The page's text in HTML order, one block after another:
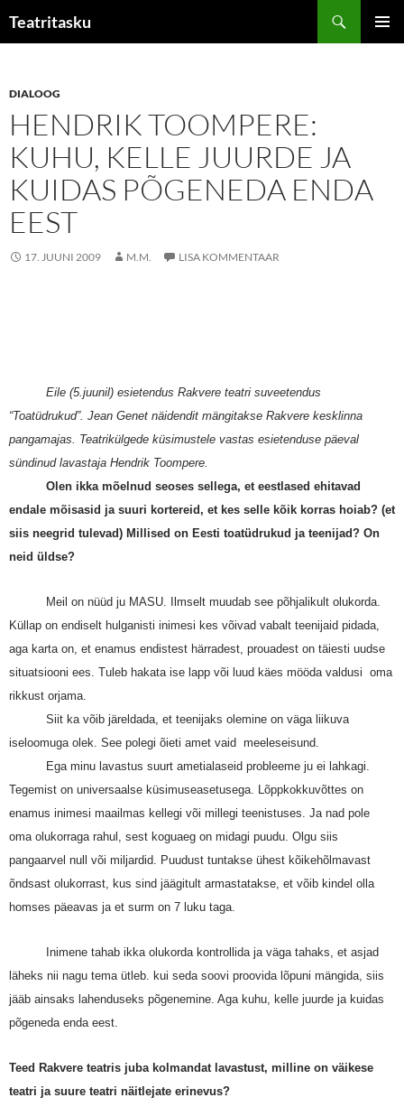
sisu
Teatritasku
DIALOOG
HENDRIK TOOMPERE:
KUHU, KELLE JUURDE JA
KUIDAS PÕGENEDA ENDA
EEST
17. JUUNI 2009 M.M. LISA KOMMENTAAR
Eile (5.juunil) esietendus Rakvere teatri suveetendus
“Toatüdrukud”. Jean Genet näidendit mängitakse Rakvere kesklinna
pangamajas. Teatrikülgede küsimustele vastas esietenduse päeval
sündinud lavastaja Hendrik Toompere.
Olen ikka mõelnud seoses sellega, et eestlased ehitavad
endale mõisasid ja suuri kortereid, et kes selle kõik korras hoiab? (et
siis neegrid tulevad) Millised on Eesti toatüdrukud ja teenijad? On
neid üldse?
Meil on nüüd ju MASU. Ilmselt muudab see põhjalikult olukorda.
Küllap on endiselt hulganisti inimesi kes võivad vabalt teenijaid pidada,
aga karta on, et enamus endistest härradest, prouadest on täiesti uudse
situatsiooni ees. Tuleb hakata ise lapp või luud käes mööda valdusi oma
rikkust orjama.
Siit ka võib järeldada, et teenijaks olemine on väga liikuva
iseloomuga olek. See polegi õieti amet vaid meeleseisund.
Ega minu lavastus suurt ametialaseid probleeme ju ei lahkagi.
Tegemist on universaalse küsimuseasetusega. Lõppkokkuvõttes on
enamus inimesi maailmas kellegi või millegi teenistuses. Ja nad pole
oma olukorraga rahul, sest koguaeg on midagi puudu. Olgu siis
pangaarvel null või miljardid. Puudust tuntakse ühest kõikehõlmavast
õndsast olukorrast, kus sind jäägitult armastatakse, et võib kindel olla
homses päeavas ja et surm on 7 luku taga.
Inimene tahab ikka olukorda kontrollida ja väga tahaks, et asjad
läheks nii nagu tema ütleb. kui seda soovi proovida lõpuni mängida, siis
jääb ainsaks lahenduseks põgenemine. Aga kuhu, kelle juurde ja kuidas
põgeneda enda eest.
Teed Rakvere teatris juba kolmandat lavastust, milline on väikese
teatri ja suure teatri näitlejate erinevus?